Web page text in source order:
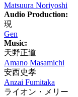
Matsuura Noriyoshi
Audio Production:
現
Gen
Music:
天野正道
Amano Masamichi
安西史孝
Anzai Fumitaka
ライオン・メリー